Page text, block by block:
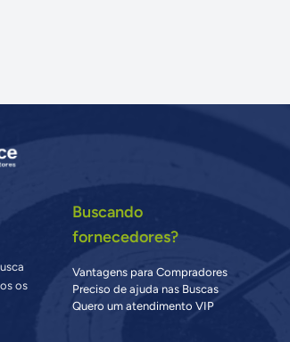
os
Buscando
fornecedores?
Vantagens para Compradores
Preciso de ajuda nas Buscas
Quero um atendimento VIP